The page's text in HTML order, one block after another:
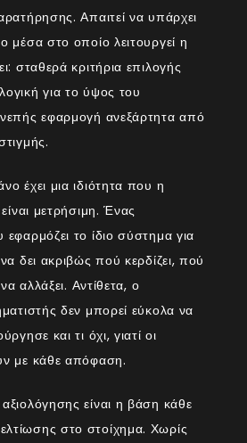
Απαιτεί να υπάρχει
μέσα στο οποίο λειτουργεί η
σταθερά κριτήρια επιλογής
για το ύψος του
εφαρμογή ανεξάρτητα από
έχει μια ιδιότητα που η
μετρήσιμη. Ένας
εφαρμόζει το ίδιο σύστημα για
δει ακριβώς πού κερδίζει, πού
αλλάξει. Αντίθετα, ο
δεν μπορεί εύκολα να
και τι όχι, γιατί οι
με κάθε απόφαση.
είναι η βάση κάθε
στο στοίχημα. Χωρίς